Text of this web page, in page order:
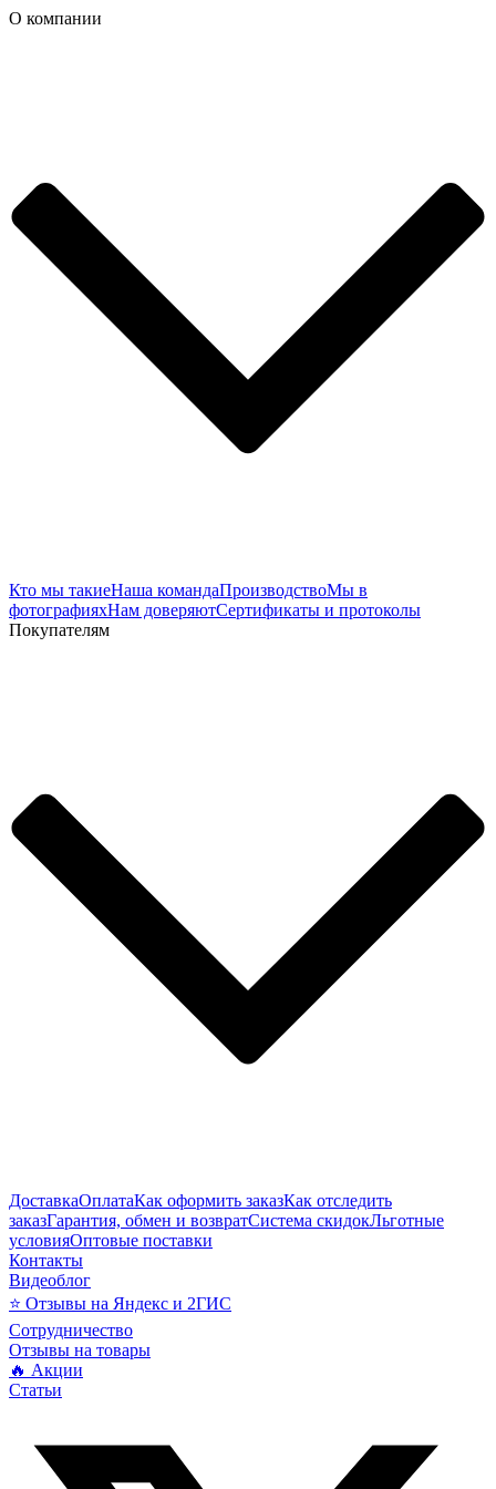
О компании
Кто мы такиеНаша командаПроизводствоМы в
фотографияхНам доверяютСертификаты и протоколы
Покупателям
ДоставкаОплатаКак оформить заказКак отследить
заказГарантия, обмен и возвратСистема скидокЛьготные
условияОптовые поставки
Контакты
Видеоблог
⭐ Отзывы на Яндекс и 2ГИС
Сотрудничество
Отзывы на товары
🔥 Акции
Статьи